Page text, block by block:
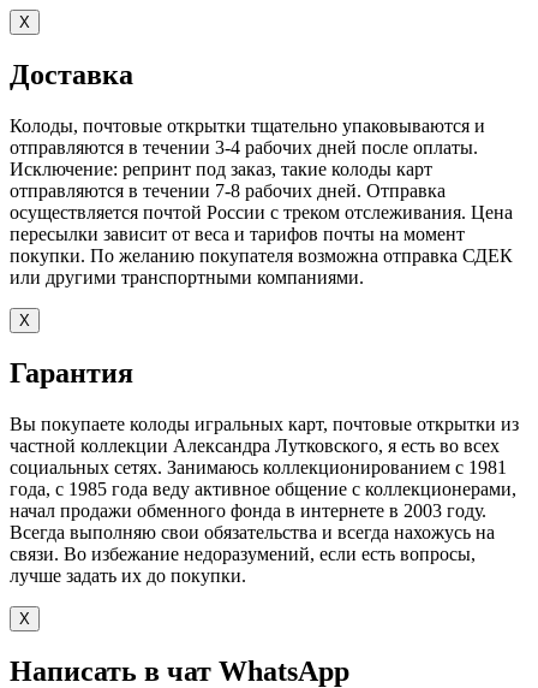
X
Доставка
Колоды, почтовые открытки тщательно упаковываются и
отправляются в течении 3-4 рабочих дней после оплаты.
Исключение: репринт под заказ, такие колоды карт
отправляются в течении 7-8 рабочих дней. Отправка
осуществляется почтой России с треком отслеживания. Цена
пересылки зависит от веса и тарифов почты на момент
покупки. По желанию покупателя возможна отправка СДЕК
или другими транспортными компаниями.
X
Гарантия
Вы покупаете колоды игральных карт, почтовые открытки из
частной коллекции Александра Лутковского, я есть во всех
социальных сетях. Занимаюсь коллекционированием с 1981
года, с 1985 года веду активное общение с коллекционерами,
начал продажи обменного фонда в интернете в 2003 году.
Всегда выполняю свои обязательства и всегда нахожусь на
связи. Во избежание недоразумений, если есть вопросы,
лучше задать их до покупки.
X
Написать в чат WhatsApp